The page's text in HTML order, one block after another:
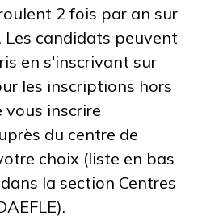
2 fois par an sur
Les candidats peuvent
en s'inscrivant sur
les inscriptions hors
vous inscrire
du centre de
choix (liste en bas
la section Centres